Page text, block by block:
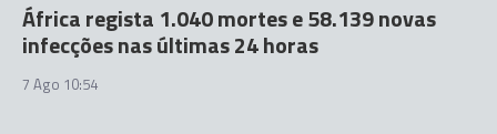
África regista 1.040 mortes e 58.139 novas
infecções nas últimas 24 horas
7 Ago 10:54